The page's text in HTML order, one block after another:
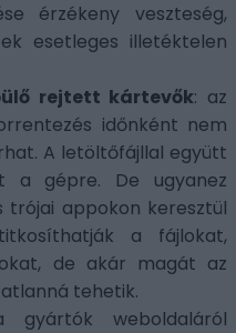
érzékeny veszteség,
esetleges illetéktelen
rejtett kártevők: az
időnként nem
A letöltőfájllal együtt
a gépre. De ugyanez
appokon keresztül
a fájlokat,
de akár magát az
tehetik.
gyártók weboldaláról